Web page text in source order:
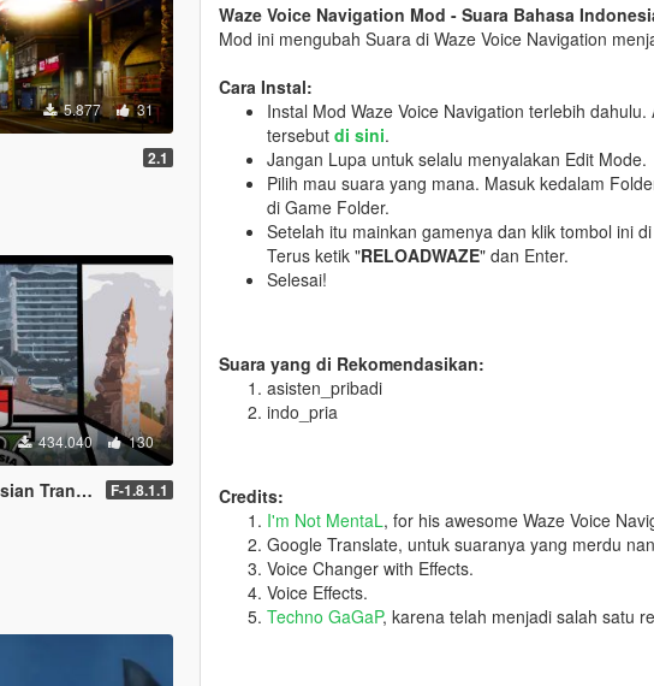
5.877 31
2.1
434.040 130
F-1.8.1.1
Waze Voice Navigation Mod - Suara Bahasa
Mod ini mengubah Suara di Waze Voice Navigation
Cara Instal:
Instal Mod Waze Voice Navigation terlebih
tersebut di sini.
Jangan Lupa untuk selalu menyalakan Edit Mode.
Pilih mau suara yang mana. Masuk kedalam
di Game Folder.
Setelah itu mainkan gamenya dan klik tombol ini
Terus ketik "RELOADWAZE" dan Enter.
Selesai!
Suara yang di Rekomendasikan:
asisten_pribadi
indo_pria
Credits:
I'm Not MentaL, for his awesome Waze Voice
Google Translate, untuk suaranya yang merdu
Voice Changer with Effects.
Voice Effects.
Techno GaGaP, karena telah menjadi salah satu